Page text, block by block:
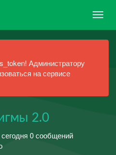
Администратору
на сервисе
2.0
сегодня 0 сообщений